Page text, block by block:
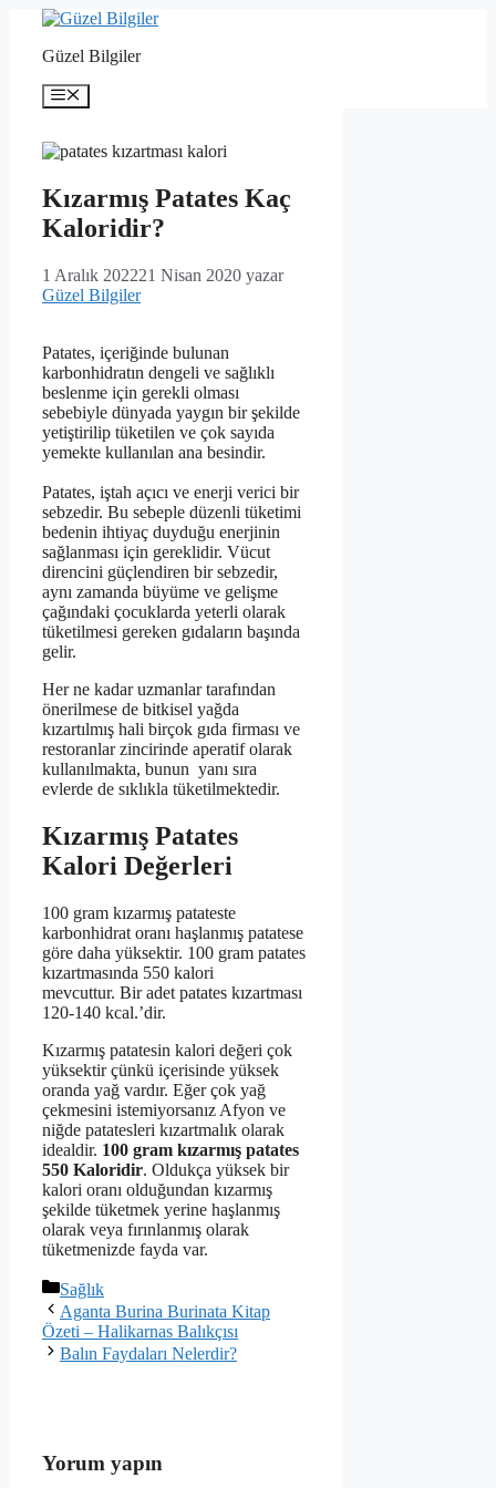
İçeriğe
Güzel Bilgiler
Menü
Kızarmış Patates Kaç
Kaloridir?
1 Aralık 202221 Nisan 2020 yazar
Güzel Bilgiler
Patates, içeriğinde bulunan
karbonhidratın dengeli ve sağlıklı
beslenme için gerekli olması
sebebiyle dünyada yaygın bir şekilde
yetiştirilip tüketilen ve çok sayıda
yemekte kullanılan ana besindir.
Patates, iştah açıcı ve enerji verici bir
sebzedir. Bu sebeple düzenli tüketimi
bedenin ihtiyaç duyduğu enerjinin
sağlanması için gereklidir. Vücut
direncini güçlendiren bir sebzedir,
aynı zamanda büyüme ve gelişme
çağındaki çocuklarda yeterli olarak
tüketilmesi gereken gıdaların başında
gelir.
Her ne kadar uzmanlar tarafından
önerilmese de bitkisel yağda
kızartılmış hali birçok gıda firması ve
restoranlar zincirinde aperatif olarak
kullanılmakta, bunun yanı sıra
evlerde de sıklıkla tüketilmektedir.
Kızarmış Patates
Kalori Değerleri
100 gram kızarmış patateste
karbonhidrat oranı haşlanmış patatese
göre daha yüksektir. 100 gram patates
kızartmasında 550 kalori
mevcuttur. Bir adet patates kızartması
120-140 kcal.’dir.
Kızarmış patatesin kalori değeri çok
yüksektir çünkü içerisinde yüksek
oranda yağ vardır. Eğer çok yağ
çekmesini istemiyorsanız Afyon ve
niğde patatesleri kızartmalık olarak
idealdir. 100 gram kızarmış patates
550 Kaloridir. Oldukça yüksek bir
kalori oranı olduğundan kızarmış
şekilde tüketmek yerine haşlanmış
olarak veya fırınlanmış olarak
tüketmenizde fayda var.
Kategoriler
Sağlık
Aganta Burina Burinata Kitap
Özeti – Halikarnas Balıkçısı
Balın Faydaları Nelerdir?
Yorum yapın